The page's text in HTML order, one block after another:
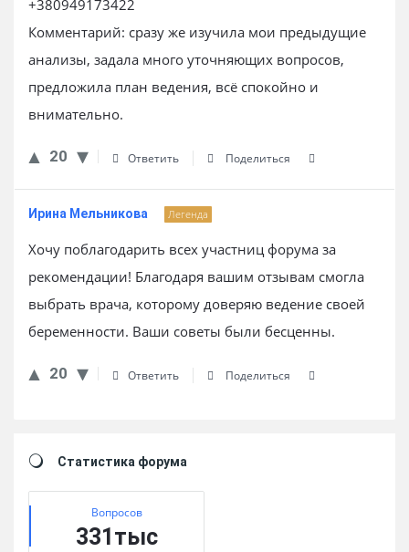
+380949173422
Комментарий: сразу же изучила мои предыдущие
анализы, задала много уточняющих вопросов,
предложила план ведения, всё спокойно и
внимательно.
20 Ответить Поделиться
Ирина Мельникова Легенда
Хочу поблагодарить всех участниц форума за
рекомендации! Благодаря вашим отзывам смогла
выбрать врача, которому доверяю ведение своей
беременности. Ваши советы были бесценны.
20 Ответить Поделиться
Статистика форума
Вопросов
331тыс